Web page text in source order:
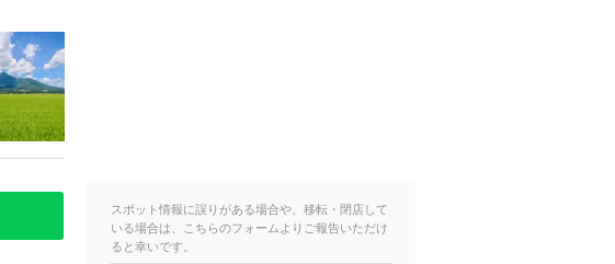
スポット情報に誤りがある場合や、移転・閉店して
いる場合は、こちらのフォームよりご報告いただけ
ると幸いです。